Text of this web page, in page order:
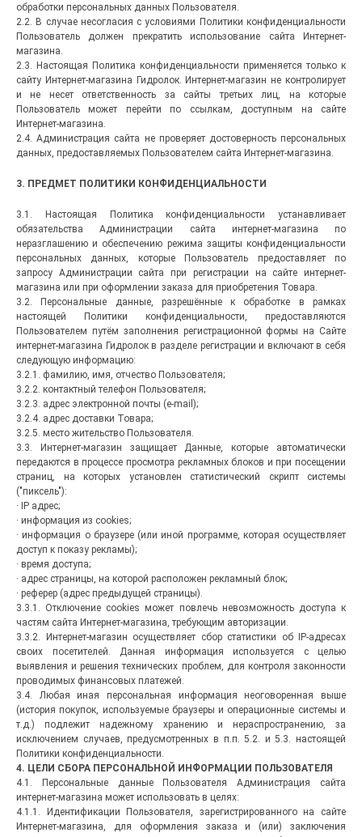
обработки персональных данных Пользователя.
2.2. В случае несогласия с условиями Политики конфиденциальности
Пользователь должен прекратить использование сайта Интернет-
магазина.
2.3. Настоящая Политика конфиденциальности применяется только к
сайту Интернет-магазина Гидролок. Интернет-магазин не контролирует
и не несет ответственность за сайты третьих лиц, на которые
Пользователь может перейти по ссылкам, доступным на сайте
Интернет-магазина.
2.4. Администрация сайта не проверяет достоверность персональных
данных, предоставляемых Пользователем сайта Интернет-магазина.
3. ПРЕДМЕТ ПОЛИТИКИ КОНФИДЕНЦИАЛЬНОСТИ
3.1. Настоящая Политика конфиденциальности устанавливает
обязательства Администрации сайта интернет-магазина по
неразглашению и обеспечению режима защиты конфиденциальности
персональных данных, которые Пользователь предоставляет по
запросу Администрации сайта при регистрации на сайте интернет-
магазина или при оформлении заказа для приобретения Товара.
3.2. Персональные данные, разрешённые к обработке в рамках
настоящей Политики конфиденциальности, предоставляются
Пользователем путём заполнения регистрационной формы на Сайте
интернет-магазина Гидролок в разделе регистрации и включают в себя
следующую информацию:
3.2.1. фамилию, имя, отчество Пользователя;
3.2.2. контактный телефон Пользователя;
3.2.3. адрес электронной почты (e-mail);
3.2.4. адрес доставки Товара;
3.2.5. место жительство Пользователя.
3.3. Интернет-магазин защищает Данные, которые автоматически
передаются в процессе просмотра рекламных блоков и при посещении
страниц, на которых установлен статистический скрипт системы
("пиксель"):
· IP адрес;
· информация из cookies;
· информация о браузере (или иной программе, которая осуществляет
доступ к показу рекламы);
· время доступа;
· адрес страницы, на которой расположен рекламный блок;
· реферер (адрес предыдущей страницы).
3.3.1. Отключение cookies может повлечь невозможность доступа к
частям сайта Интернет-магазина, требующим авторизации.
3.3.2. Интернет-магазин осуществляет сбор статистики об IP-адресах
своих посетителей. Данная информация используется с целью
выявления и решения технических проблем, для контроля законности
проводимых финансовых платежей.
3.4. Любая иная персональная информация неоговоренная выше
(история покупок, используемые браузеры и операционные системы и
т.д.) подлежит надежному хранению и нераспространению, за
исключением случаев, предусмотренных в п.п. 5.2. и 5.3. настоящей
Политики конфиденциальности.
4. ЦЕЛИ СБОРА ПЕРСОНАЛЬНОЙ ИНФОРМАЦИИ ПОЛЬЗОВАТЕЛЯ
4.1. Персональные данные Пользователя Администрация сайта
интернет-магазина может использовать в целях:
4.1.1. Идентификации Пользователя, зарегистрированного на сайте
Интернет-магазина, для оформления заказа и (или) заключения